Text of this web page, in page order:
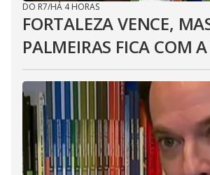
DO R7/HÁ 4 HORAS
FORTALEZA VENCE,
PALMEIRAS FICA COM